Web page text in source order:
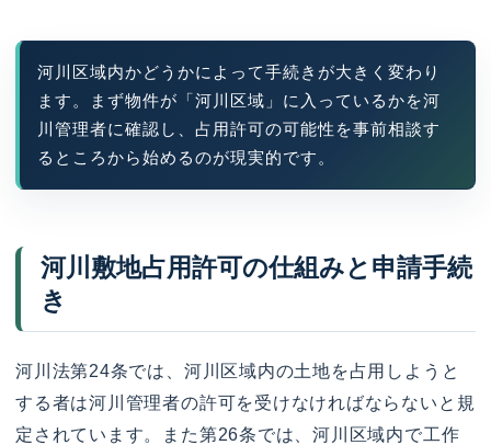
河川区域内かどうかによって手続きが大きく変わり
ます。まず物件が「河川区域」に入っているかを河
川管理者に確認し、占用許可の可能性を事前相談す
るところから始めるのが現実的です。
河川敷地占用許可の仕組みと申請手続
き
河川法第24条では、河川区域内の土地を占用しようと
する者は河川管理者の許可を受けなければならないと規
定されています。また第26条では、河川区域内で工作